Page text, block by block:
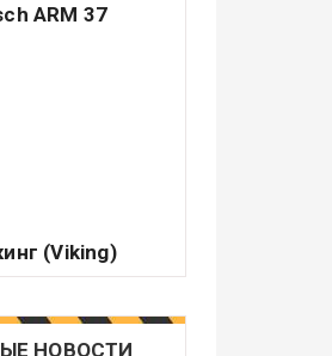
ARM 37
(Viking)
владельцев
НОВОСТИ